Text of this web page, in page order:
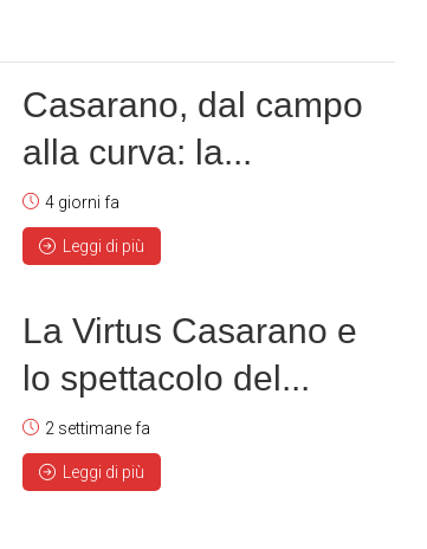
Casarano, dal campo
alla curva: la...
4 giorni fa
Leggi di più
La Virtus Casarano e
lo spettacolo del...
2 settimane fa
Leggi di più